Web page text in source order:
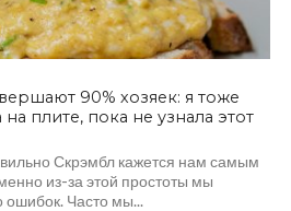
90% хозяек: я тоже
плите, пока не узнала этот
Скрэмбл кажется нам самым
из-за этой простоты мы
Часто мы...